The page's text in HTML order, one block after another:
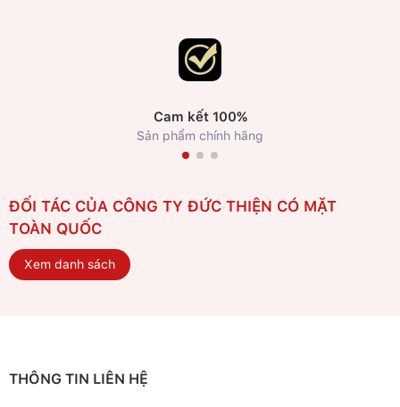
Cam kết 100%
Sản phẩm chính hãng
ĐỐI TÁC CỦA CÔNG TY ĐỨC THIỆN CÓ MẶT
TOÀN QUỐC
Xem danh sách
THÔNG TIN LIÊN HỆ